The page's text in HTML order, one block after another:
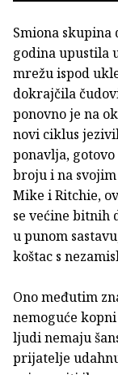
Smiona skupina
godina upustila
mrežu ispod
dokrajčila
ponovno je na
novi ciklus
ponavlja,
broju i na
Mike i Ritchie,
se većine bitnih
u punom
koštac s
Ono međutim
nemoguće
ljudi nemaju
prijatelje